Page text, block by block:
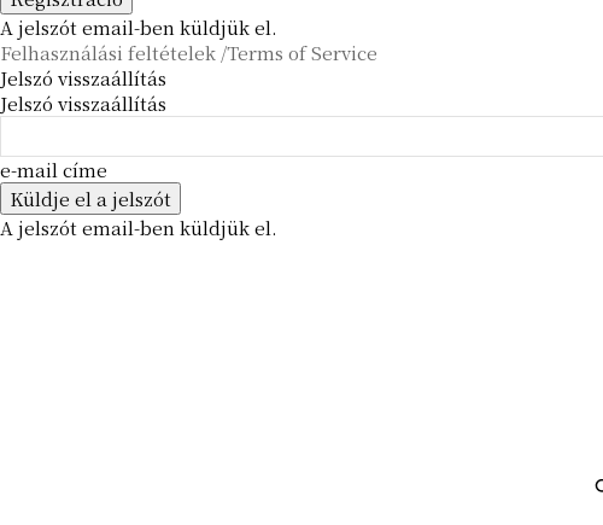
A jelszót email-ben küldjük el.
Felhasználási feltételek /Terms of Service
Jelszó visszaállítás
Jelszó visszaállítás
e-mail címe
A jelszót email-ben küldjük el.